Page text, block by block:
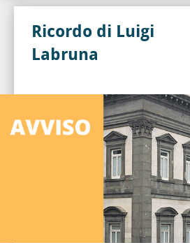
Ricordo di Luigi
Labruna